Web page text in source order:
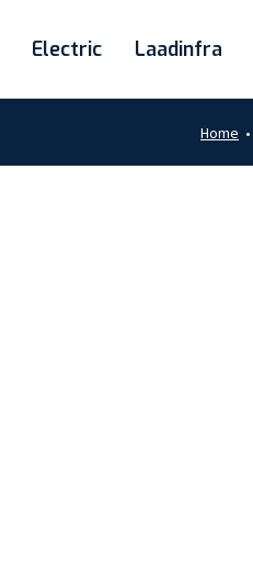
Electric Laadinfra
Home •